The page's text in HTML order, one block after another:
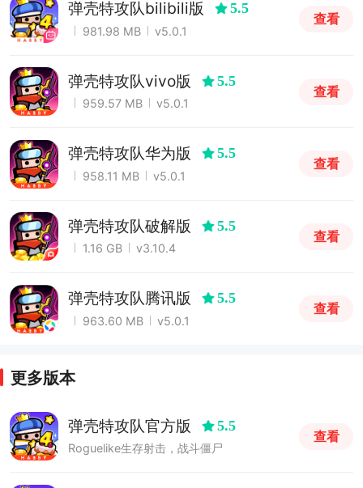
弹壳特攻队bilibili版 5.5
981.98 MB v5.0.1
查看
弹壳特攻队vivo版 5.5
959.57 MB v5.0.1
查看
弹壳特攻队华为版 5.5
958.11 MB v5.0.1
查看
弹壳特攻队破解版 5.5
1.16 GB v3.10.4
查看
弹壳特攻队腾讯版 5.5
963.60 MB v5.0.1
查看
更多版本
弹壳特攻队官方版 5.5
Roguelike生存射击，战斗僵尸
查看